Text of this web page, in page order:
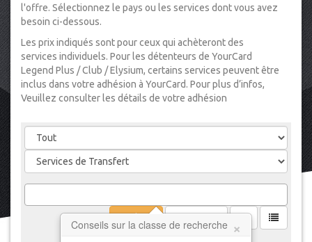
l'offre. Sélectionnez le pays ou les services dont vous avez
besoin ci-dessous.
Les prix indiqués sont pour ceux qui achèteront des
services individuels. Pour les détenteurs de YourCard
Legend Plus / Club / Elysium, certains services peuvent être
inclus dans votre adhésion à YourCard. Pour plus d’infos,
Veuillez consulter les détails de votre adhésion
Conseils sur la classe de recherche ×